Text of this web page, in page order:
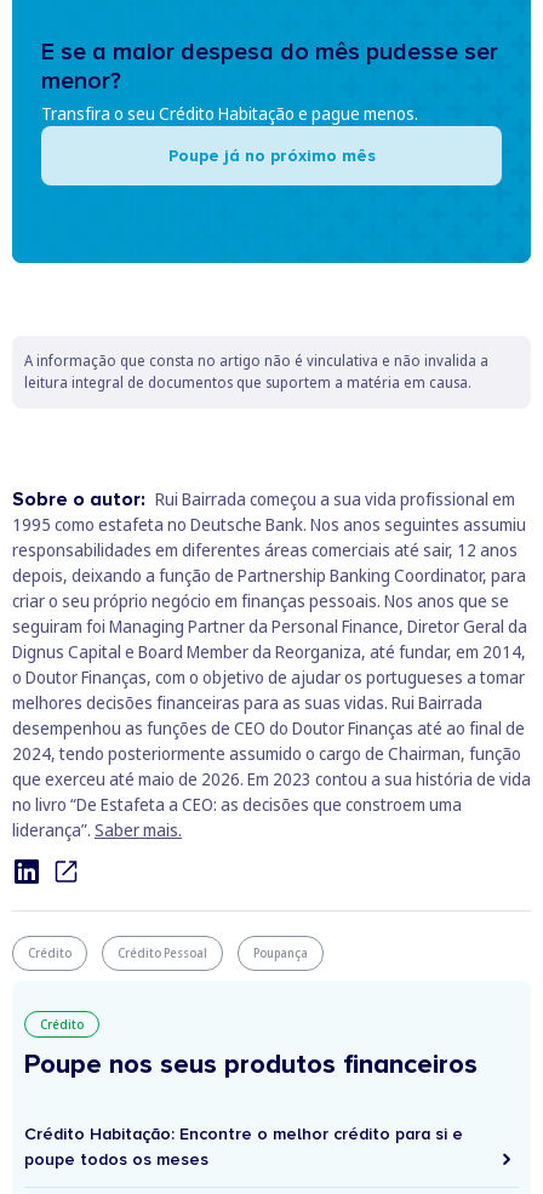
E se a maior despesa do mês pudesse ser
menor?
Transfira o seu Crédito Habitação e pague menos.
Poupe já no próximo mês
A informação que consta no artigo não é vinculativa e não invalida a
leitura integral de documentos que suportem a matéria em causa.
Sobre o autor: Rui Bairrada começou a sua vida profissional em
1995 como estafeta no Deutsche Bank. Nos anos seguintes assumiu
responsabilidades em diferentes áreas comerciais até sair, 12 anos
depois, deixando a função de Partnership Banking Coordinator, para
criar o seu próprio negócio em finanças pessoais. Nos anos que se
seguiram foi Managing Partner da Personal Finance, Diretor Geral da
Dignus Capital e Board Member da Reorganiza, até fundar, em 2014,
o Doutor Finanças, com o objetivo de ajudar os portugueses a tomar
melhores decisões financeiras para as suas vidas. Rui Bairrada
desempenhou as funções de CEO do Doutor Finanças até ao final de
2024, tendo posteriormente assumido o cargo de Chairman, função
que exerceu até maio de 2026. Em 2023 contou a sua história de vida
no livro “De Estafeta a CEO: as decisões que constroem uma
liderança”. Saber mais.
Crédito Crédito Pessoal Poupança
Crédito
Poupe nos seus produtos financeiros
Crédito Habitação: Encontre o melhor crédito para si e
poupe todos os meses